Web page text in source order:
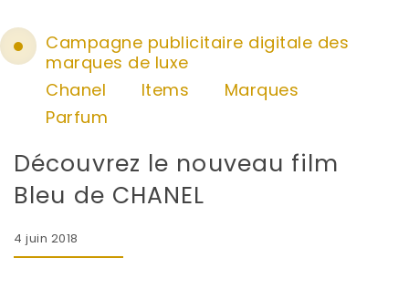
Campagne publicitaire digitale des
marques de luxe
Chanel
Items
Marques
Parfum
Découvrez le nouveau film
Bleu de CHANEL
4 juin 2018